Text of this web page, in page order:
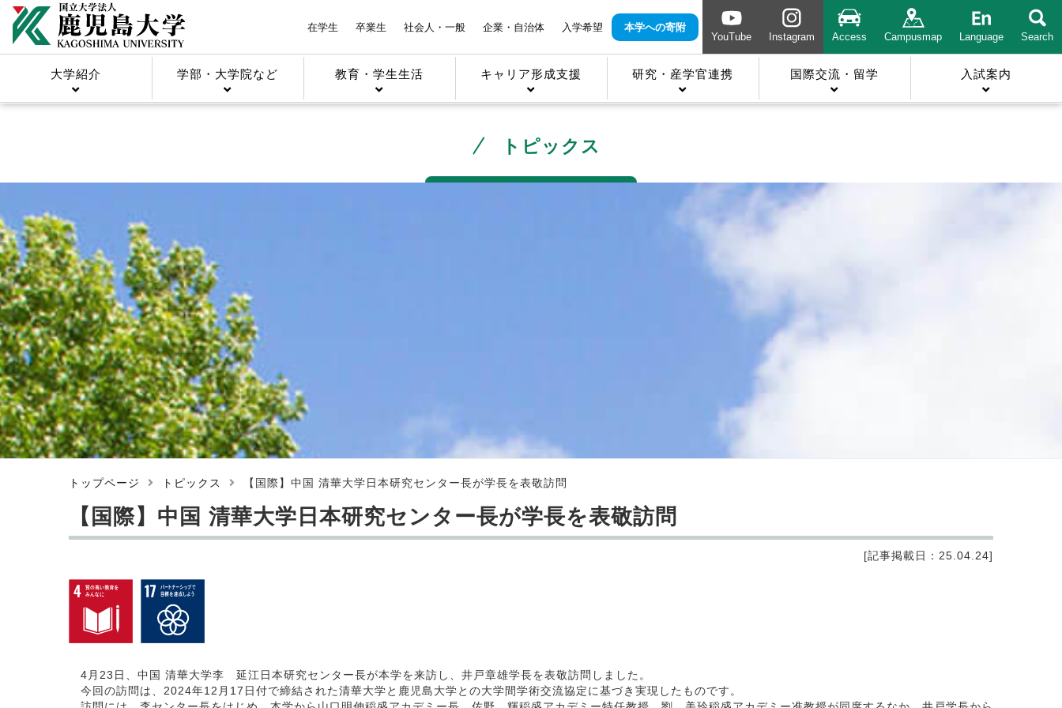
在学生 卒業生 社会人・一般 企業・自治体 入学希望
本学への寄附
YouTube
Instagram Access Campusmap Language Search
大学紹介 学部・大学院など 教育・学生生活 キャリア形成支援 研究・産学官連携 国際交流・留学 入試案内
トピックス
トップページ トピックス 【国際】中国 清華大学日本研究センター長が学長を表敬訪問
【国際】中国 清華大学日本研究センター長が学長を表敬訪問
[記事掲載日：25.04.24]
4月23日、中国 清華大学李 延江日本研究センター長が本学を来訪し、井戸章雄学長を表敬訪問しました。
今回の訪問は、2024年12月17日付で締結された清華大学と鹿児島大学との大学間学術交流協定に基づき実現したものです。